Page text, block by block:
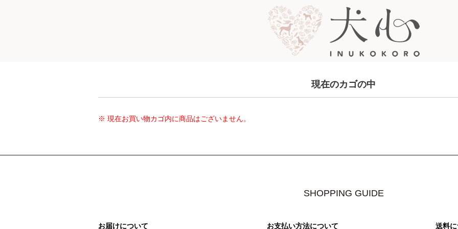
現在のカゴの中
※ 現在お買い物カゴ内に商品はございません。
SHOPPING GUIDE
お届けについて お支払い方法について 送料